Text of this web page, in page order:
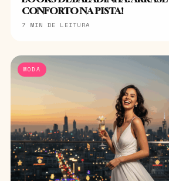
CONFORTO NA PISTA!
7 MIN DE LEITURA
MODA